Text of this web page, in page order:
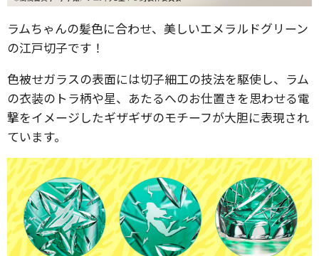
ラムちゃんの髪色に合わせ、美しいエメラルドグリーン
の江戸切子です！
色被せガラスの表面には切子細工の技法を駆使し、ラム
の衣装のトラ柄や星、あたるへのお仕置きを思わせる電
撃をイメージしたギザギザのモチーフが大胆に表現され
ています。